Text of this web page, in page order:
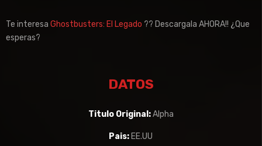
Te interesa Ghostbusters: El Legado ?? Descargala AHORA!! ¿Que
esperas?
DATOS
Titulo Original:Alpha
Pais: EE.UU